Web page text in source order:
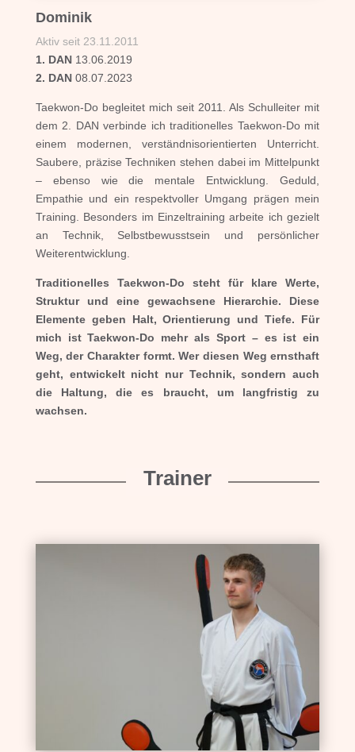
Dominik
Aktiv seit 23.11.2011
1. DAN13.06.2019
2. DAN08.07.2023
Taekwon-Do begleitet mich seit 2011. Als Schulleiter mit
dem 2. DAN verbinde ich traditionelles Taekwon-Do mit
einem modernen, verständnisorientierten Unterricht.
Saubere, präzise Techniken stehen dabei im Mittelpunkt
– ebenso wie die mentale Entwicklung. Geduld,
Empathie und ein respektvoller Umgang prägen mein
Training. Besonders im Einzeltraining arbeite ich gezielt
an Technik, Selbstbewusstsein und persönlicher
Weiterentwicklung.
Traditionelles Taekwon-Do steht für klare Werte,
Struktur und eine gewachsene Hierarchie. Diese
Elemente geben Halt, Orientierung und Tiefe. Für
mich ist Taekwon-Do mehr als Sport – es ist ein
Weg, der Charakter formt. Wer diesen Weg ernsthaft
geht, entwickelt nicht nur Technik, sondern auch
die Haltung, die es braucht, um langfristig zu
wachsen.
Trainer